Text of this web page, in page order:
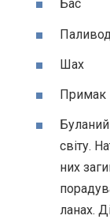
Бас
Шах
Примак
світу.
них
ланах.